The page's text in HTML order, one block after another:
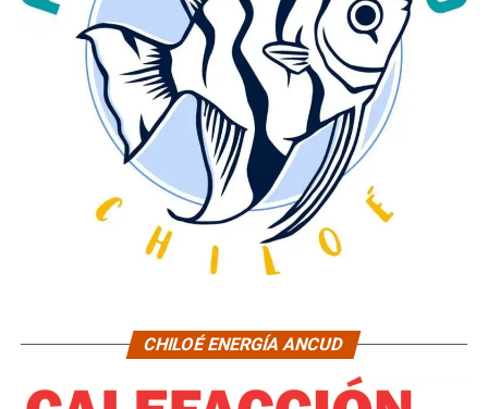
CHILOÉ ENERGÍA ANCUD